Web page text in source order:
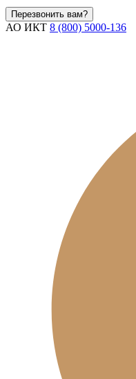
Перезвонить вам?
АО ИКТ 8 (800) 5000-136